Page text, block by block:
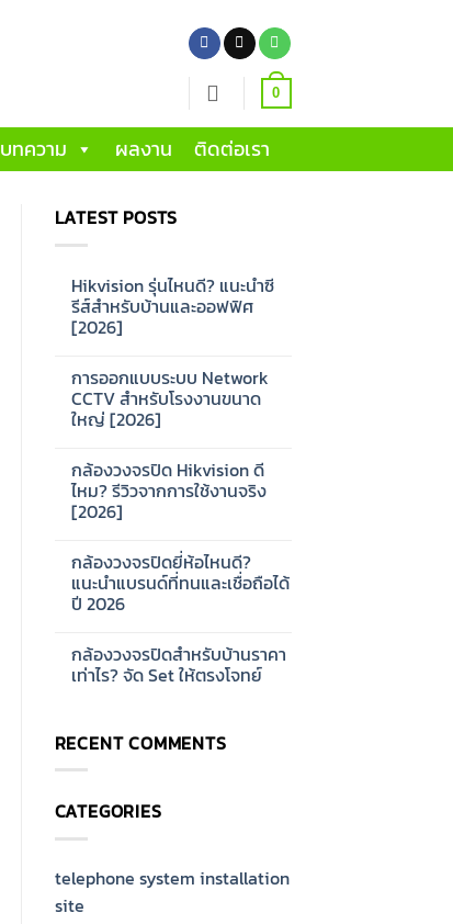
0
บทความ ผลงาน ติดต่อเรา
LATEST POSTS
Hikvision รุ่นไหนดี? แนะนำซี
รีส์สำหรับบ้านและออฟฟิศ
[2026]
on
Hikvision
รุ่น
ไหน
ซี
รีส์
สำหรับ
บ้าน
และ
การออกแบบระบบ Network
CCTV สำหรับโรงงานขนาด
ใหญ่ [2026]
on
การ
ออกแบบ
ระบบ
สำหรับ
โรงงาน
ขนาด
ใหญ่
[2026]
กล้องวงจรปิด Hikvision ดี
ไหม? รีวิวจากการใช้งานจริง
[2026]
on
กล้อง
วงจรปิด
Hikvision
รีวิว
จาก
การ
[2026]
กล้องวงจรปิดยี่ห้อไหนดี?
แนะนำแบรนด์ที่ทนและเชื่อถือได้
ปี 2026
on
กล้อง
วงจรปิด
แนะนำ
แบรนด์
ที่
เชื่อ
ได้
กล้องวงจรปิดสำหรับบ้านราคา
เท่าไร? จัด Set ให้ตรงโจทย์
กล้อง
วงจรปิด
สำหรับ
เท่าไร?
Set
โจทย์
RECENT COMMENTS
CATEGORIES
telephone system installation
site